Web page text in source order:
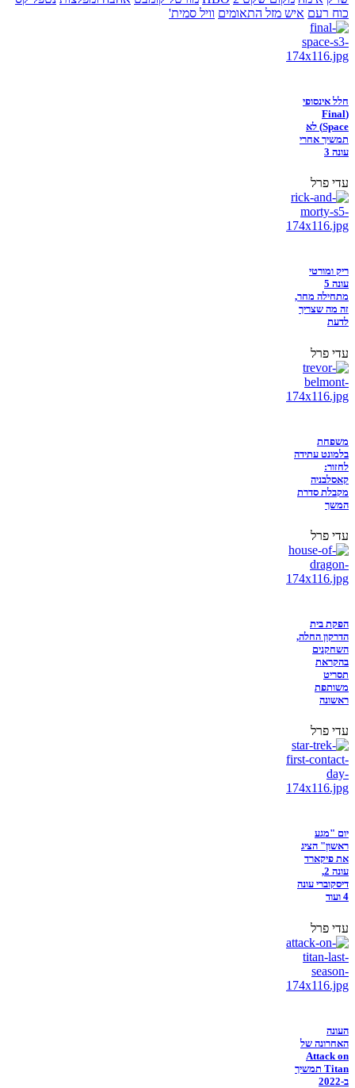
כוח רעם איש מזל התאומים וויל סמית'
חלל אינסופי
(Final
Space) לא
תמשיך אחרי
עונה 3
עדי פרל
ריק ומורטי
עונה 5
מתחילה מחר,
זה מה שצריך
לדעת
עדי פרל
משפחת
בלמונט עתידה
לחזור:
קאסלבניה
מקבלת סדרת
המשך
עדי פרל
הפקת בית
הדרקון החלה,
השחקנים
בהקראת
תסריט
משותפת
ראשונה
עדי פרל
יום "מגע
ראשון" הציג
את פיקארד
עונה 2,
דיסקוברי עונה
4 ועוד
עדי פרל
העונה
האחרונה של
Attack on
Titan תמשיך
ב-2022